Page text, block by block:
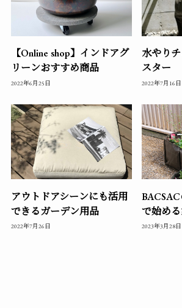
【Online shop】インドアグ
リーンおすすめ商品
2022年6月25日
水やり
スター
2022年7月16日
アウトドアシーンにも活用
できるガーデン用品
2022年7月26日
で始め
2023年3月28日